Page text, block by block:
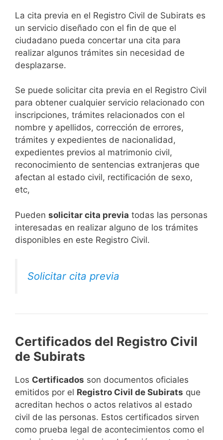
​​​​​​​​​​​​​​​​​​​​​​​​​​​​La cita previa en el Registro Civil de Subirats es
un servicio diseñado con el fin de que el
ciudadano pueda concertar una cita para
realizar algunos trámites sin necesidad de
desplazarse.​
Se puede solicitar cita previa en el Registro Civil
para obtener cualquier servicio relacionado con
inscripciones, trámites relacionados con el
nombre y apellidos, corrección de errores,
trámites y expedientes de nacionalidad,
expedientes previos al matrimonio civil,
reconocimiento de sentencias extranjeras que
afectan al estado civil, rectificación de sexo,
etc,
​Pueden solicitar cita previa todas las personas
interesadas en realizar alguno de los trámites
disponibles en este Registro Civil.​
Solicitar cita previa
Certificados del Registro Civil
de Subirats
Los Certificados son documentos oficiales
emitidos por el Registro Civil de Subirats que
acreditan hechos o actos relativos al estado
civil de las personas. Estos certificados sirven
como prueba legal de acontecimientos como el